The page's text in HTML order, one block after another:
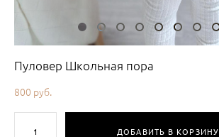
Пуловер Школьная пора
800 pуб.
ДОБАВИТЬ В КОРЗИНУ